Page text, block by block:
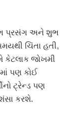
પ્રસંગ અને શુભ
ચિંતા હતી,
જોખમી
પણ કોઈ
ટ્રેન્ડ પણ
કરશે.